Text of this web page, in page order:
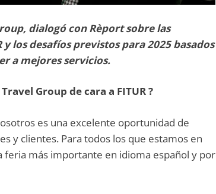
dialogó con Rèport sobre las
los desafíos previstos para 2025 basados
a mejores servicios.
Group de cara a FITUR ?
es una excelente oportunidad de
y clientes. Para todos los que estamos en
feria más importante en idioma español y por